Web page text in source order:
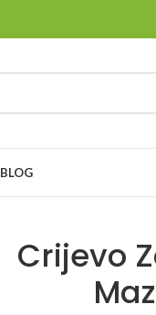
BLOG
Crijevo